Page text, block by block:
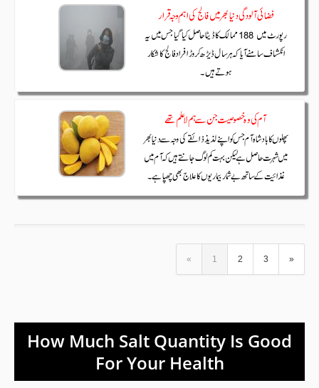
« 1 2 3 »
How Much Salt Quantity Is Good
For Your Health